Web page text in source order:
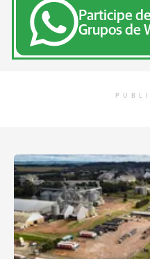
Participe
Grupos de